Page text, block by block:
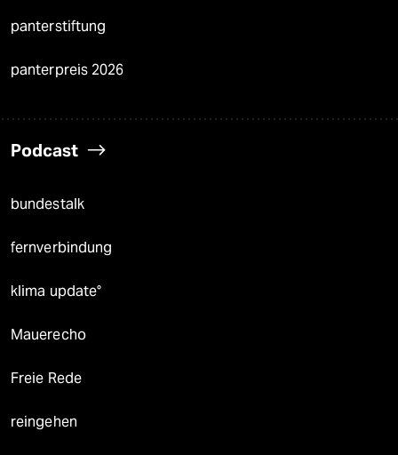
panterstiftung
panterpreis 2026
Podcast
bundestalk
fernverbindung
klima update°
Mauerecho
Freie Rede
reingehen